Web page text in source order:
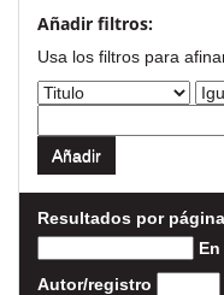
Añadir filtros:
Usa los filtros para
Resultados por página
Autor/registro